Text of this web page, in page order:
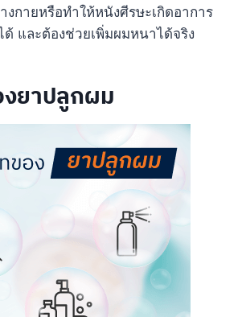
งกายหรือทำให้หนังศีรษะเกิดอาการ
ด้ และต้องช่วยเพิ่มผมหนาได้จริง
งยาปลูกผม